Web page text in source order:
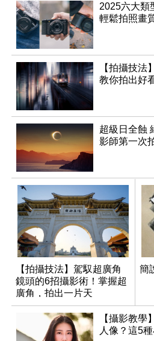
2025六大類
輕鬆拍照畫
【拍攝技法
教你拍出好
超級日全蝕
影師第一次
【拍攝技法】駕馭超廣角
鏡頭的6招攝影術！掌握超
廣角，拍出一片天
簡
【攝影教學
人像？這5